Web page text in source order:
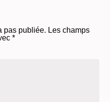
pas publiée. Les champs
*